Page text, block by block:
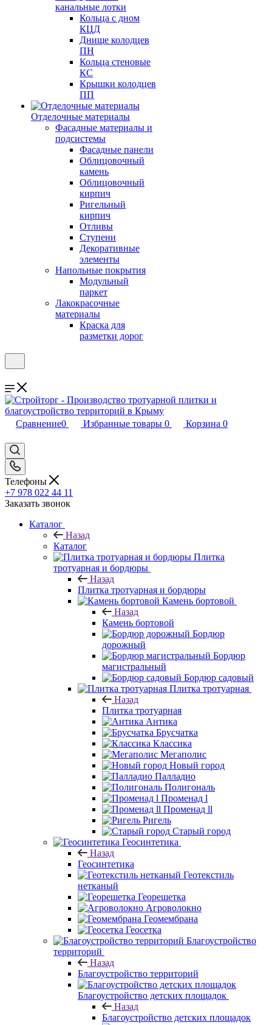
канальные лотки
Кольца с дном
КЦД
Днище колодцев
ПН
Кольца стеновые
КС
Крышки колодцев
ПП
Отделочные материалы
Фасадные материалы и
подсистемы
Фасадные панели
Облицовочный
камень
Облицовочный
кирпич
Ригельный
кирпич
Отливы
Ступени
Декоративные
элементы
Напольные покрытия
Модульный
паркет
Лакокрасочные
материалы
Краска для
разметки дорог
Сравнение0 Избранные товары 0 Корзина 0
Телефоны
+7 978 022 44 11
Заказать звонок
Каталог
Назад
Каталог
Плитка
тротуарная и бордюры
Назад
Плитка тротуарная и бордюры
Камень бортовой
Назад
Камень бортовой
Бордюр
дорожный
Бордюр
магистральный
Бордюр садовый
Плитка тротуарная
Назад
Плитка тротуарная
Антика
Брусчатка
Классика
Мегаполис
Новый город
Палладио
Полигональ
Променад l
Променад ll
Ригель
Старый город
Геосинтетика
Назад
Геосинтетика
Геотекстиль
нетканый
Георешетка
Агроволокно
Геомембрана
Геосетка
Благоустройство
территорий
Назад
Благоустройство территорий
Благоустройство детских площадок
Назад
Благоустройство детских площадок